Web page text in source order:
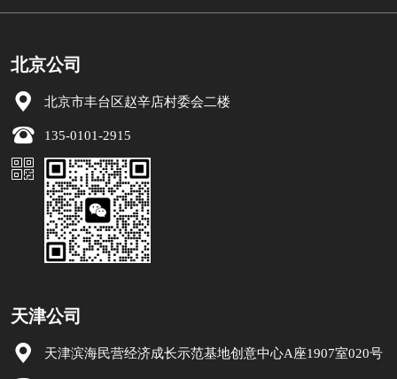
北京公司
北京市丰台区赵辛店村委会二楼
135-0101-2915
天津公司
天津滨海民营经济成长示范基地创意中心A座1907室020号